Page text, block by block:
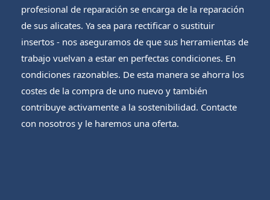
profesional de reparación se encarga de la reparación
de sus alicates. Ya sea para rectificar o sustituir
insertos - nos aseguramos de que sus herramientas de
trabajo vuelvan a estar en perfectas condiciones. En
condiciones razonables. De esta manera se ahorra los
costes de la compra de uno nuevo y también
contribuye activamente a la sostenibilidad. Contacte
con nosotros y le haremos una oferta.